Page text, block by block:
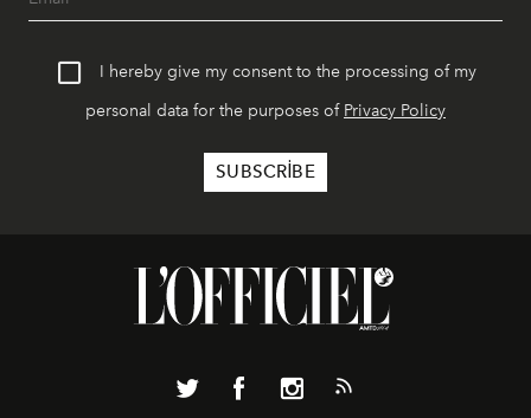
I hereby give my consent to the processing of my
personal data for the purposes of Privacy Policy